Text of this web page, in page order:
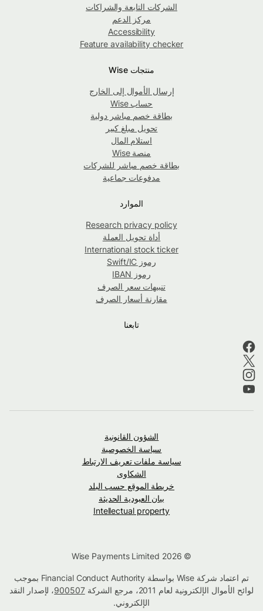
الشركات التابعة والشراكات
مركز الدعم
Accessibility
Feature availability checker
منتجات Wise
إرسال الأموال إلى الخارج
حساب Wise
بطاقة خصم مباشر دولية
تحويل مبلغ كبير
استلام المال
منصة Wise
بطاقة خصم مباشر للشركات
مدفوعات جماعية
الموارد
Research privacy policy
أداة تحويل العملة
International stock ticker
رموز Swift/IC
رموز IBAN
تنبيهات سعر الصرف
مقارنة أسعار الصرف
تابعنا
الشؤون القانونية
سياسة الخصوصية
سياسة ملفات تعريف الارتباط
الشكاوى
خريطة الموقع حسب البلد
بيان العبودية الحديثة
Intellectual property
تم اعتماد شركة Wise بواسطة Financial Conduct Authority بموجب
لوائح الأموال الإلكترونية لعام 2011، مرجع الشركة
900507، لإصدار النقد
الإلكتروني.